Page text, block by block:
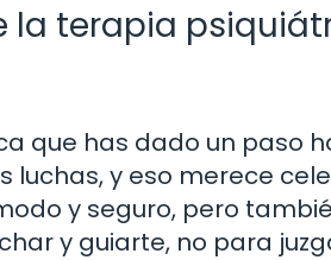
la terapia
que has dado un paso
y eso merece
y seguro, pero
y guiarte, no para